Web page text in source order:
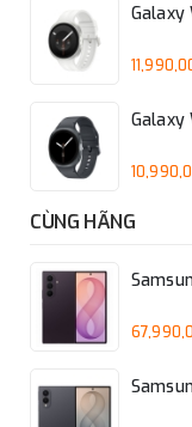
CÙNG HÃNG